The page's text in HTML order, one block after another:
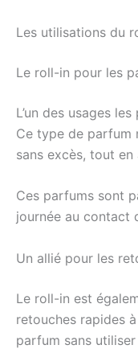
Les utilisations du
Le roll-in pour les
L’un des usages
Ce type de parfum
sans excès, tout en
Ces parfums sont
journée au contact
Un allié pour les
Le roll-in est
retouches rapides
parfum sans